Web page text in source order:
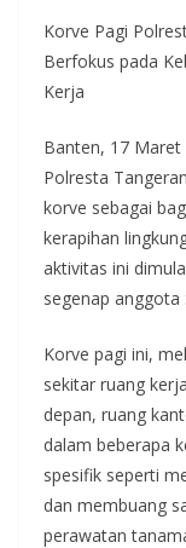
Korve Pagi
Berfokus pada
Kerja
Banten, 17
Polresta
korve sebagai
kerapihan
aktivitas ini
segenap
Korve pagi ini,
sekitar ruang
depan, ruang
dalam beberapa
spesifik seperti
dan membuang
perawatan